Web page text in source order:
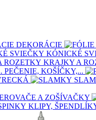
DEKORÁCIE
KÓNICKÉ
KRAJKY A
PEČENIE, KOŠÍČKY,...
A ZOŠÍVAČKY
KLIPY,